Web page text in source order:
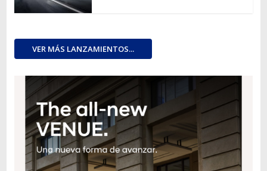
VER MÁS LANZAMIENTOS...